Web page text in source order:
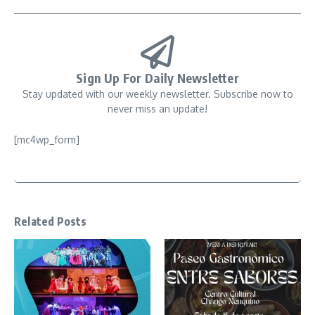
Sign Up For Daily Newsletter
Stay updated with our weekly newsletter. Subscribe now to
never miss an update!
[mc4wp_form]
Related Posts